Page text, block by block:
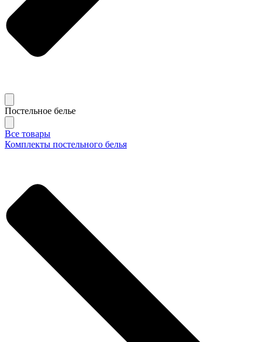
Постельное белье
Все товары
Комплекты постельного белья